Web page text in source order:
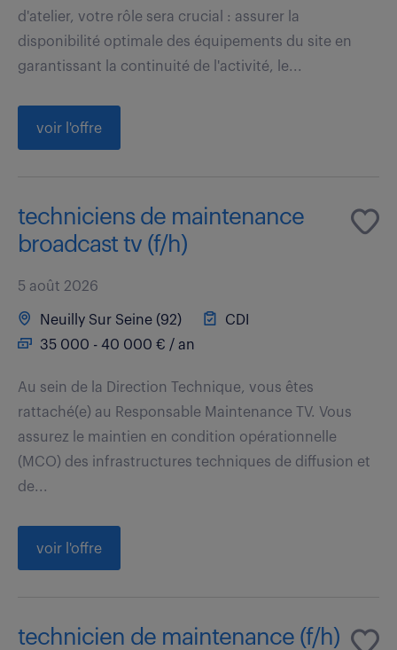
d'atelier, votre rôle sera crucial : assurer la
disponibilité optimale des équipements du site en
garantissant la continuité de l'activité, le...
voir l'offre
techniciens de maintenance
broadcast tv (f/h)
5 août 2026
Neuilly Sur Seine (92)
CDI
35 000 - 40 000 € / an
Au sein de la Direction Technique, vous êtes
rattaché(e) au Responsable Maintenance TV. Vous
assurez le maintien en condition opérationnelle
(MCO) des infrastructures techniques de diffusion et
de...
voir l'offre
technicien de maintenance (f/h)